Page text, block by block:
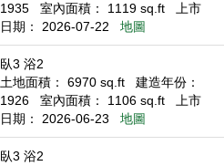
1935
室內面積： 1119 sq.ft
上市
日期： 2026-07-22
地圖
臥3 浴2
土地面積： 6970 sq.ft
建造年份：
1926
室內面積： 1106 sq.ft
上市
日期： 2026-06-23
地圖
臥3 浴2